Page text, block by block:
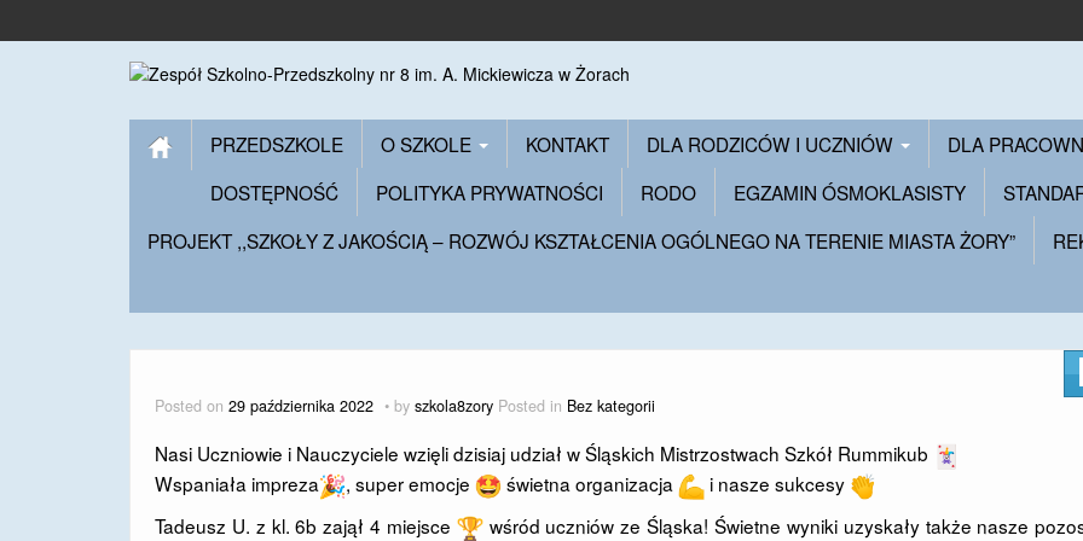
PRZEDSZKOLE O SZKOLE KONTAKT DLA RODZICÓW I UCZNIÓW DLA
DOSTĘPNOŚĆ
POLITYKA PRYWATNOŚCI RODO EGZAMIN ÓSMOKLASISTY
PROJEKT ,,SZKOŁY Z JAKOŚCIĄ – ROZWÓJ KSZTAŁCENIA OGÓLNEGO NA TERENIE MIASTA ŻORY”
Posted on 29 października 2022 by szkola8zory Posted in Bez kategorii
Nasi Uczniowie i Nauczyciele wzięli dzisiaj udział w Śląskich Mistrzostwach Szkół Rummikub
Wspaniała impreza
, super emocje świetna organizacja
i nasze sukcesy
Tadeusz U. z kl. 6b zajął 4 miejsce
wśród uczniów ze Śląska! Świetne wyniki uzyskały także nasze